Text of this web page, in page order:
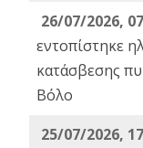
26/07/2026,
εντοπίστηκε
κατάσβεσης
Βόλο
25/07/2026,